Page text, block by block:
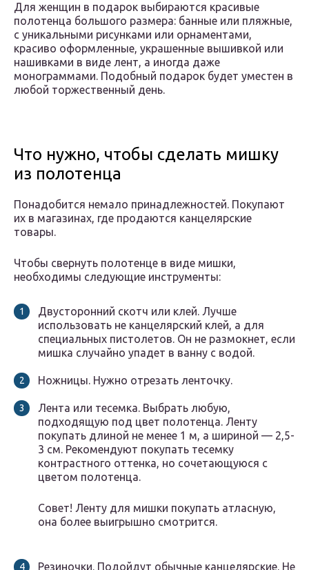
Для женщин в подарок выбираются красивые
полотенца большого размера: банные или пляжные,
с уникальными рисунками или орнаментами,
красиво оформленные, украшенные вышивкой или
нашивками в виде лент, а иногда даже
монограммами. Подобный подарок будет уместен в
любой торжественный день.
Что нужно, чтобы сделать мишку
из полотенца
Понадобится немало принадлежностей. Покупают
их в магазинах, где продаются канцелярские
товары.
Чтобы свернуть полотенце в виде мишки,
необходимы следующие инструменты:
Двусторонний скотч или клей. Лучше
использовать не канцелярский клей, а для
специальных пистолетов. Он не размокнет, если
мишка случайно упадет в ванну с водой.
Ножницы. Нужно отрезать ленточку.
Лента или тесемка. Выбрать любую,
подходящую под цвет полотенца. Ленту
покупать длиной не менее 1 м, а шириной — 2,5-
3 см. Рекомендуют покупать тесемку
контрастного оттенка, но сочетающуюся с
цветом полотенца.
Совет! Ленту для мишки покупать атласную,
она более выигрышно смотрится.
Резиночки. Подойдут обычные канцелярские. Не